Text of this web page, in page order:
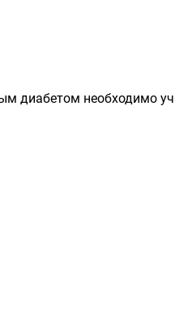
диабетом необходимо